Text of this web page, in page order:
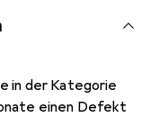
in der Kategorie
einen Defekt